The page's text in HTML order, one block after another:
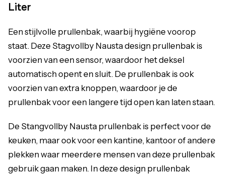
Liter
Een stijlvolle prullenbak, waarbij hygiëne voorop
staat. Deze Stagvollby Nausta design prullenbak is
voorzien van een sensor, waardoor het deksel
automatisch opent en sluit. De prullenbak is ook
voorzien van extra knoppen, waardoor je de
prullenbak voor een langere tijd open kan laten staan.
De Stangvollby Nausta prullenbak is perfect voor de
keuken, maar ook voor een kantine, kantoor of andere
plekken waar meerdere mensen van deze prullenbak
gebruik gaan maken. In deze design prullenbak